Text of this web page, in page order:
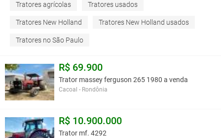
Tratores agrícolas Tratores usados
Tratores New Holland Tratores New Holland usados
Tratores no São Paulo
R$ 69.900
Trator massey ferguson 265 1980 a venda
Cacoal - Rondônia
R$ 10.900.000
Trator mf. 4292